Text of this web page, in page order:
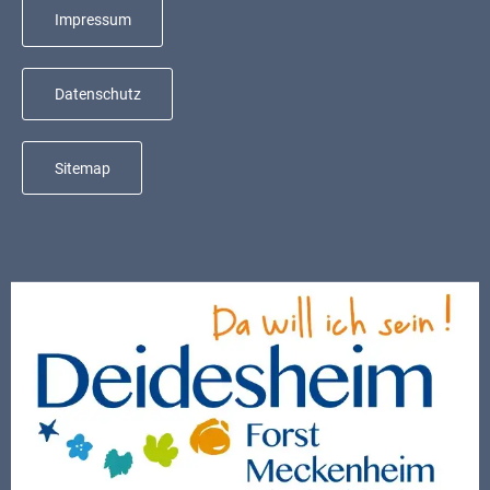
Wasser-
Abwasser
Defibrillatoren
Katastrophenschutz
Suche
bei
Social
Media
Sitemap
Impressum
Datenschutz
Sitemap